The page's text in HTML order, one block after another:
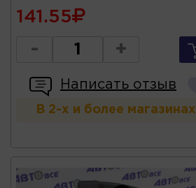
141.55
- +
Написать отзыв
В 2-х и более магазинах